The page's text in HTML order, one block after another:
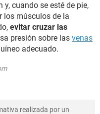
cuando se esté de pie,
los músculos de la
evitar cruzar las
presión sobre las venas
adecuado.
realizada por un